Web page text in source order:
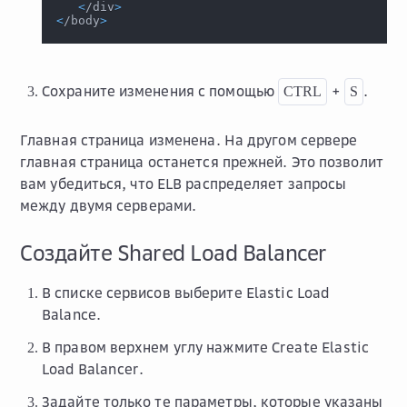
</div>
</body>
Сохраните изменения с помощью CTRL + S .
Главная страница изменена. На другом сервере
главная страница останется прежней. Это позволит
вам убедиться, что ELB распределяет запросы
между двумя серверами.
Создайте Shared Load Balancer
В списке сервисов выберите Elastic Load
Balance.
В правом верхнем углу нажмите Create Elastic
Load Balancer.
Задайте только те параметры, которые указаны